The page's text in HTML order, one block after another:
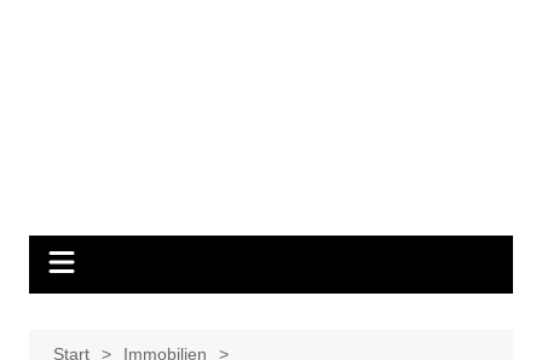
Start
Immobilien